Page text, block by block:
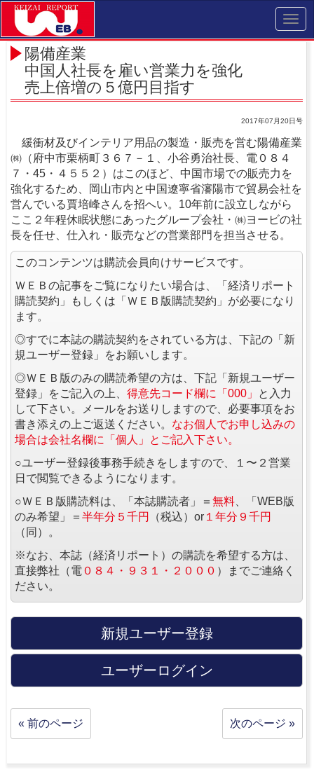
陽備産業
中国人社長を雇い営業力を強化
売上倍増の５億円目指す
2017年07月20日号
緩衝材及びインテリア用品の製造・販売を営む陽備産業
㈱（府中市栗柄町３６７－１、小谷勇治社長、電０８４
７・45・４５５２）はこのほど、中国市場での販売力を
強化するため、岡山市内と中国遼寧省瀋陽市で貿易会社を
営んでいる賈培峰さんを招へい。10年前に設立しながら
ここ２年程休眠状態にあったグループ会社・㈱ヨービの社
長を任せ、仕入れ・販売などの営業部門を担当させる。
このコンテンツは購読会員向けサービスです。
ＷＥＢの記事をご覧になりたい場合は、「経済リポート
購読契約」もしくは「ＷＥＢ版購読契約」が必要になり
ます。
◎すでに本誌の購読契約をされている方は、下記の「新
規ユーザー登録」をお願いします。
◎ＷＥＢ版のみの購読希望の方は、下記「新規ユーザー
登録」をご記入の上、 得意先コード欄に「000」
と入力
して下さい。メールをお送りしますので、必要事項をお
書き添えの上ご返送ください。 なお個人でお申し込みの
場合は会社名欄に「個人」とご記入下さい。
○ユーザー登録後事務手続きをしますので、１〜２営業
日で閲覧できるようになります。
○ＷＥＢ版購読料は、「本誌購読者」＝ 無料 、「WEB版
のみ希望」＝ 半年分５千円 （税込）or １年分９千円
（同）。
※なお、本誌（経済リポート）の購読を希望する方は、
直接弊社（電 ０８４・９３１・２０００ ）までご連絡く
ださい。
新規ユーザー登録
ユーザーログイン
« 前のページ 次のページ »